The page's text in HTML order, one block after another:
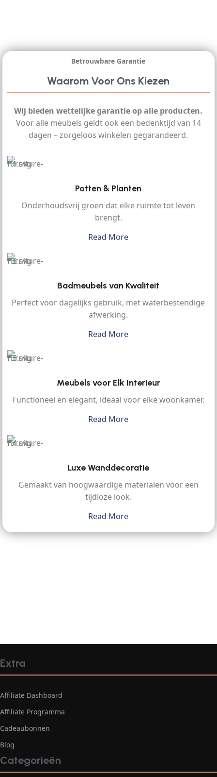
Betrouwbare Garantie
Waarom Voor Ons Kiezen
Wij bieden wettelijke garantie op alle producten.
Voor alle meubels geldt ook een bedenktijd van 14
dagen – zorgeloos winkelen gegarandeerd.
Potten & Planten
Onderhoudsvrij groen dat elke ruimte tot leven
brengt.
Read More
Badmeubels van Kwaliteit
Perfect voor dagelijks gebruik, met waterbestendige
afwerking.
Read More
Meubels voor Elk Interieur
Functioneel en elegant, ideaal voor elke woonkamer.
Read More
Luxe Wanddecoratie
Gemaakt van hoogwaardige materialen voor een
tijdloze look.
Read More
Extra
Affiliate Dashboard
Affiliate Programma
Cadeaubonnen
Blog
Categorieën